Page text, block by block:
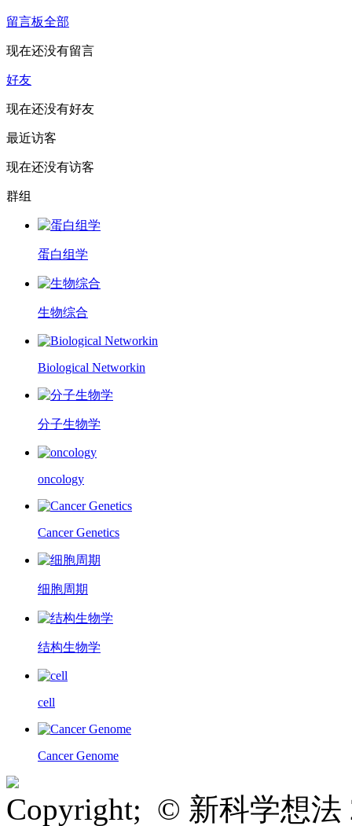
留言板全部
现在还没有留言
好友
现在还没有好友
最近访客
现在还没有访客
群组
蛋白组学
生物综合
Biological Networkin
分子生物学
oncology
Cancer Genetics
细胞周期
结构生物学
cell
Cancer Genome
Copyright; © 新科学想